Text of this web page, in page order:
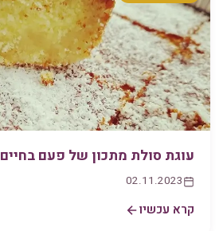
עוגת סולת מתכון של פעם בחיים
02.11.2023
קרא עכשיו